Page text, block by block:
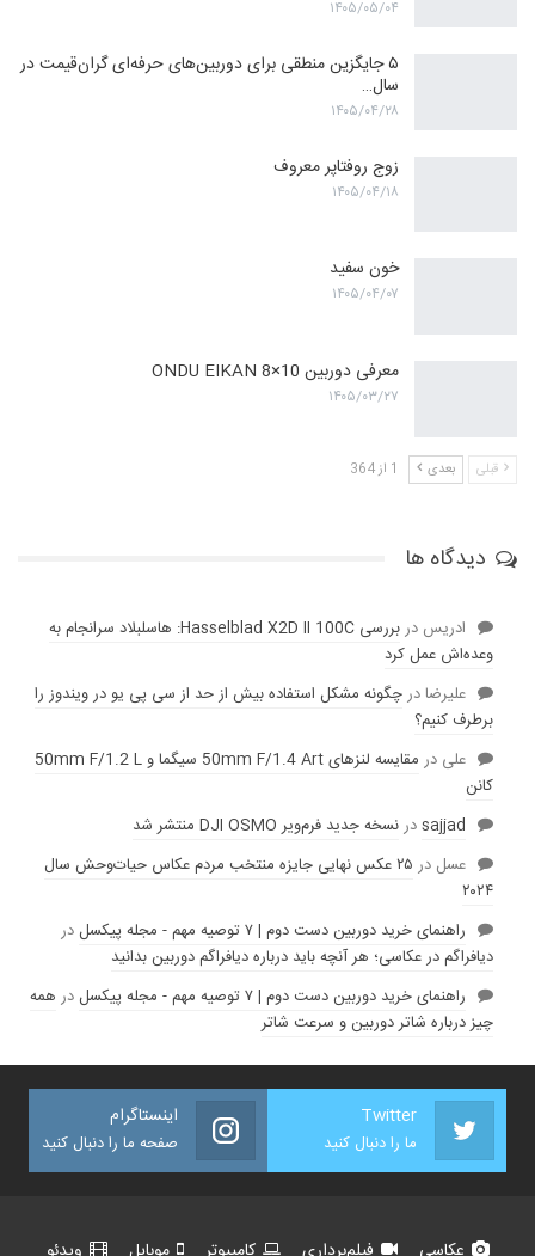
۱۴۰۵/۰۵/۰۴
۵ جایگزین منطقی برای دوربین‌های حرفه‌ای گران‌قیمت در
سال…
۱۴۰۵/۰۴/۲۸
زوج روفتاپر معروف
۱۴۰۵/۰۴/۱۸
خون سفید
۱۴۰۵/۰۴/۰۷
معرفی دوربین ONDU EIKAN 8×10
۱۴۰۵/۰۳/۲۷
قبلی بعدی 1 از 364
دیدگاه ها
ادریس در
بررسی Hasselblad X2D II 100C: هاسلبلاد سرانجام به
وعده‌‌اش عمل کرد
عليرضادرچگونه مشکل استفاده بیش از حد از سی پی یو در ویندوز را
برطرف کنیم؟
علی در
مقایسه لنز‌های 50mm F/1.4 Art سیگما و 50mm F/1.2 L
کانن
sajjadدرنسخه جدید فرم‌ویر DJI OSMO منتشر شد
عسل در
۲۵ عکس نهایی جایزه منتخب مردم عکاس حیات‌وحش سال
۲۰۲۴
راهنمای خرید دوربین دست دوم | ۷ توصیه مهم - مجله پیکسل
در
دیافراگم در عکاسی؛ هر آنچه باید درباره دیافراگم دوربین بدانید
راهنمای خرید دوربین دست دوم | ۷ توصیه مهم - مجله پیکسل
در همه
چیز درباره شاتر دوربین و سرعت شاتر
Twitter
ما را دنبال کنید
اینستاگرام
صفحه ما را دنبال کنید